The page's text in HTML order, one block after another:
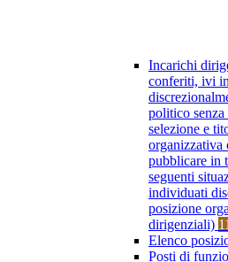
Incarichi
conferiti, ivi
politico
selezione e
organizzativa
pubblicare in
seguenti
individuati
posizione
dirigenziali) 11
Elenco
Posti di